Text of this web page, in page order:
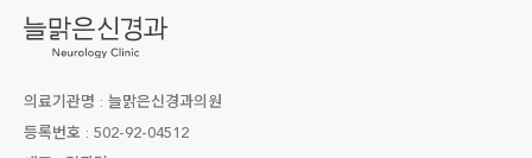
의료기관명 : 늘맑은신경과의원
등록번호 : 502-92-04512